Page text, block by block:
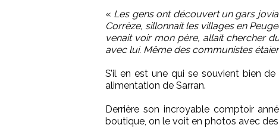
« Les gens ont découvert un gars
Corrèze, sillonnait les villages en
venait voir mon père, allait chercher
avec lui. Même des communistes
S’il en est une qui se souvient bien de
alimentation de Sarran.
Derrière son incroyable comptoir
boutique, on le voit en photos avec